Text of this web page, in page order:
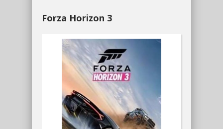
Forza Horizon 3